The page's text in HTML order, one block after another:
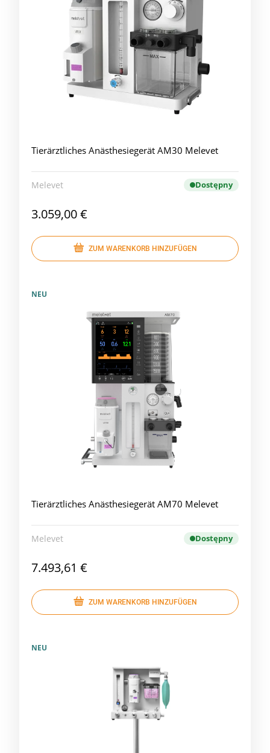
Tierärztliches Anästhesiegerät AM30 Melevet
Melevet Dostępny
3.059,00 €
ZUM WARENKORB HINZUFÜGEN
Tierärztliches Anästhesiegerät AM70 Melevet
Melevet Dostępny
7.493,61 €
ZUM WARENKORB HINZUFÜGEN
NEU
NEU